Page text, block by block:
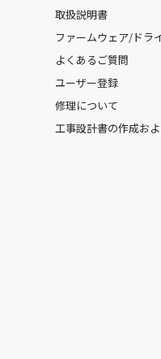
取扱説明書
ファームウェア/ドラ
よくあるご質問
ユーザー登録
修理について
工事設計書の作成お